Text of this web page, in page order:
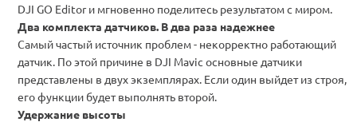
DJI GO Editorи мгновенно поделитесь результатом с миром
Два комплекта датчиков. В два раза надежнее
Самый частый источник проблем - некорректно работающий
датчик. По этой причине в DJI Mavic основные датчики
представлены в двух экземплярах Если один выйдет из строя,
его функции будет выполнять второй
Удержание высоты